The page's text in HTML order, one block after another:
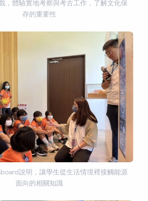
，體驗實地考察與考古工作，了解文化保
存的重要性
說明，讓學生從生活情境裡接觸能源
面向的相關知識